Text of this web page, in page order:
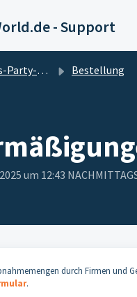
- Support
- Hilfsportal Bestellung
um 12:43
durch Firmen und
.